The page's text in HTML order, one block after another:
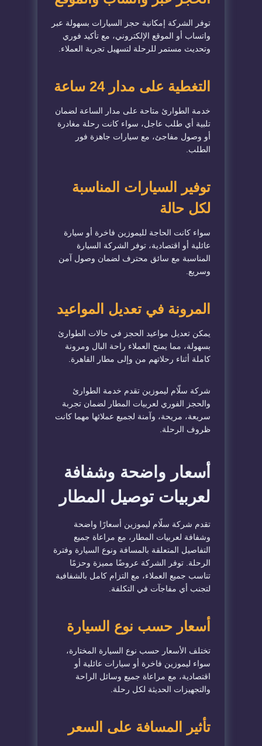
توفر الشركة إمكانية حجز السيارات بسهولة عبر
واتساب أو الموقع الإلكتروني، مع تأكيد فوري
وتحديث مستمر للرحلة لتسهيل تجربة العملاء.
التغطية على مدار 24 ساعة
خدمة الطوارئ متاحة على مدار الساعة لضمان
تلبية أي طلب عاجل، سواء كانت رحلة مغادرة
أو وصول مفاجئ، مع سيارات جاهزة فور
الطلب.
توفير السيارات المناسبة
لكل حالة
سواء كانت الحاجة لليموزين فاخرة أو سيارة
عائلية أو اقتصادية، توفر الشركة السيارة
المناسبة مع سائق محترف لضمان وصول آمن
وسريع.
المرونة في تعديل المواعيد
يمكن تعديل مواعيد الحجز في حالات الطوارئ
بسهولة، مما يمنح العملاء راحة البال ومرونة
كاملة أثناء رحلاتهم من وإلى مطار القاهرة.
شركة سلّام ليموزين تقدم خدمة الطوارئ
والحجز الفوري لعربيات المطار لضمان تجربة
سريعة، مريحة، وآمنة لجميع عملائها مهما كانت
ظروف الرحلة.
أسعار واضحة وشفافة
لعربيات توصيل المطار
تقدم شركة سلّام ليموزين أسعارًا واضحة
وشفافة لعربيات المطار، مع مراعاة جميع
التفاصيل المتعلقة بالمسافة ونوع السيارة وفترة
الرحلة. توفر الشركة عروضًا مميزة وحزمًا
تناسب جميع العملاء، مع التزام كامل بالشفافية
لتجنب أي مفاجآت في التكلفة.
أسعار حسب نوع السيارة
تختلف الأسعار حسب نوع السيارة المختارة،
سواء ليموزين فاخرة أو سيارات عائلية أو
اقتصادية، مع مراعاة جميع وسائل الراحة
والتجهيزات الحديثة لكل رحلة.
تأثير المسافة على السعر